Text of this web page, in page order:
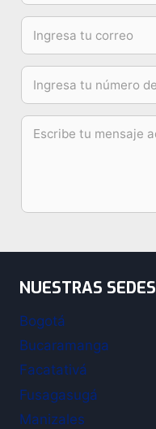
NUESTRAS SEDES
Bogotá
Bucaramanga
Facatativá
Fusagasugá
Manizales